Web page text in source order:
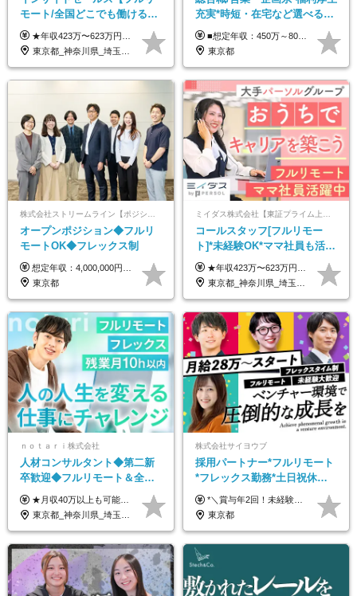
モート/全国どこでも働ける】
未経験OK*土日祝休み*残業少
なめ*在宅勤務手当あり
★年収423万〜623万円のモデルあり（想定時間外手当10時間分含む） ★半年に一度ドカンと支給のボーナスあり（半年に1度最大150万円） 月給25万円〜＋各種手当＋インセンティブ ＊リモートワーク手当（4000円/月） ＊リモートワーク一時金（1万5000円） ＊残業手当全額支給 ※経験・スキルにより月給を決定します ※試用期間：2ヵ月あり。期間中の雇用形態・給与・待遇に変更はありません 《頑張りはインセンティブとして還元！》 当社は5段階の評価制度を導入。 半期に1回の評価で最高ランク（5点）を獲得したメンバーには、 150万円のインセンティブを支給！ これが半年に一度のインセンティブとして支給されるため、 成果を出した分だけまとまった収入を得られる仕組みです。 【固定残業代について】 なし（残業代は、実際の労働時間に応じて別途全額支給）
東京都_神奈川県_埼玉県_千葉県_大阪府_愛知県_北海道_青森県_岩手県_宮城県_秋田県_山形県_福島県_茨城県_栃木県_群馬県_新潟県_山梨県_長野県_富山県_石川県_福井県_静岡県_岐阜県_三重県_兵庫県_京都府_滋賀県_奈良県_和歌山県_広島県_岡山県_鳥取県_島根県_山口県_徳島県_香川県_愛媛県_高知県_福岡県_熊本県_佐賀県_長崎県_大分県_宮崎県_鹿児島県_沖縄県
充実*時短・在宅など選べる働
き方*賞与年2回
■想定年収：450万～800万円（基本給12ヶ月分＋賞与2ヶ月分） ※上記想定年収はフルタイムの働き方を想定しています。 それ以外の働き方（勤務日数、時短、固定残業時間数の変更など）の場合 上記想定年収の支給を確約するものではありません ※賞与は全社の業績に応じて変動の可能性があります ※ご経験・スキルを考慮のうえ、当社規定により優遇します （試用期間3ヶ月有/給与・待遇に差異なし） ■昇給年1回 ■賞与年2回（2月・8月）
東京都
オープンポジション◆フルリ
モートOK◆フレックス制
想定年収：4,000,000円 ～ 8,000,000円 月給：288,000円 ～ 570,000円 ※ご経験・能力に応じて決定いたします。 ※上記額にはみなし残業代を含みます。 ※超過分は全額支給いたします。 ※みなし残業代 45,000円 ～ 89,050円／月 ※みなし残業時間 20時間／月 ※試用期間：3ヶ月（試用期間中の待遇に差異はありません） 【固定残業代について】 固定残業20時間分（45,000円～89,050円）を含む ※超過分は別途全額支給
東京都
コールスタッフ[フルリモー
ト]*未経験OK*ママ社員も活躍
中*ブランクOK*全国どこでも
働ける
★年収423万〜623万円のモデルあり（想定時間外手当10時間分含む） ★半年に一度ドカンと支給のボーナスあり（半年に1度最大150万円） 月給25万円〜＋各種手当＋インセンティブ ＊リモートワーク手当（4000円/月） ＊リモートワーク一時金（1万5000円） ＊残業手当全額支給 ※経験・スキルにより月給を決定します ※試用期間：2ヵ月あり。期間中の雇用形態・給与・待遇に変更はありません 《頑張りはインセンティブとして還元！》 当社は5段階の評価制度を導入。 半期に1回の評価で最高ランク（5点）を獲得したメンバーには、 150万円のインセンティブを支給！ これが半年に一度のインセンティブとして支給されるため、 成果を出した分だけまとまった収入を得られる仕組みです。 【固定残業代について】 なし（残業代は、実際の労働時間に応じて別途全額支給）
東京都_神奈川県_埼玉県_千葉県_大阪府_愛知県_北海道_青森県_岩手県_宮城県_秋田県_山形県_福島県_茨城県_栃木県_群馬県_新潟県_山梨県_長野県_富山県_石川県_福井県_静岡県_岐阜県_三重県_兵庫県_京都府_滋賀県_奈良県_和歌山県_広島県_岡山県_鳥取県_島根県_山口県_徳島県_香川県_愛媛県_高知県_福岡県_熊本県_佐賀県_長崎県_大分県_宮崎県_鹿児島県_沖縄県
ｎｏｔａｒｉ株式会社
人材コンサルタント◆第二新
卒歓迎◆フルリモート＆全国
から勤務OK◆残業月10h以内
◆フレックス制
★月収40万以上も可能！ ★能力・スキル・経験を考慮した年収額を設定します ★年功序列ではなく、チャレンジを評価して給与に反映！ ■月給20万円～40万円＋決算賞与 ※経験・スキルを考慮のうえ決定します ※給与にはみなし残業代40時間分を含む。そのほか詳細に関しては別途面接時にご説明します ※試用期間3ヵ月あり。期間中の雇用形態・条件などに差異はありません
東京都_神奈川県_埼玉県_千葉県_大阪府_愛知県_北海道_青森県_岩手県_宮城県_秋田県_山形県_福島県_茨城県_栃木県_群馬県_新潟県_山梨県_長野県_富山県_石川県_福井県_静岡県_岐阜県_三重県_兵庫県_京都府_滋賀県_奈良県_和歌山県_広島県_岡山県_鳥取県_島根県_山口県_徳島県_香川県_愛媛県_高知県_福岡県_熊本県_佐賀県_長崎県_大分県_宮崎県_鹿児島県_沖縄県
株式会社サイヨウブ
採用パートナー*フルリモート
*フレックス勤務*土日祝休み*
月給28万円～*産育休取得実績
あり*年間休日120日
*＼賞与年2回！未経験から月給28万円スタート／* ★昇給年12回あり！随時昇給のチャンス ◆月給28万～40万円＋賞与年2回＋各種インセンティブ ※経験・スキルを考慮の上、決定します ※試用期間6ヶ月間あり（期間中は月給26万円～になります。その他待遇等に差異はありません） ※月給には月35時間分の固定残業代含む（月5万4800円/超過分別途支給） ※ほとんどのメンバーが残業ゼロです！フレックスタイム制のため、自分の生活に合わせて調整できます。 ＼希望性で土曜日出勤あり／ お客様より「土曜日に応募者の対応をしてほしい」という ご要望を受けた際に、応募者対応⇒求職者との メッセージのやり取りなど、対応が発生する場合があります。 ※土曜日に出勤いただく場合は ・2時間稼働：4500円 ・4時間稼働：9000円 の給与が発生。勤務時間が4時間超えることは原則ありません。 短期間で高い給与をGETできるチャンスです♪
東京都